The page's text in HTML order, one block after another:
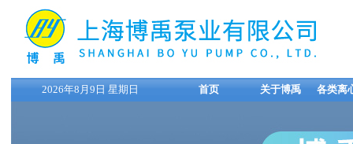
2026年8月9日 星期日 首页 关于博禹 各类离